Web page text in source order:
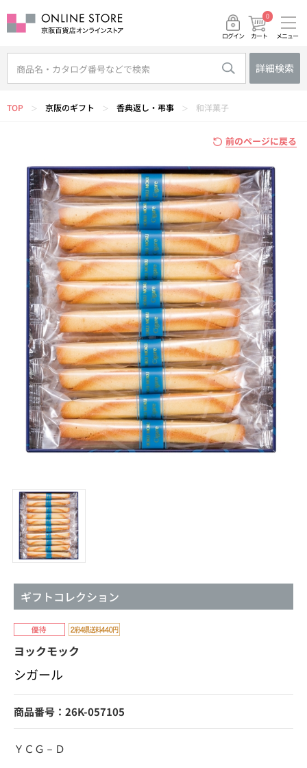
ログイン カート
0
メニュー
詳細検索
TOP ＞ 京阪のギフト ＞ 香典返し・弔事 ＞ 和洋菓子
前のページに戻る
ギフトコレクション
ヨックモック
シガール
商品番号：26K-057105
ＹＣＧ－Ｄ